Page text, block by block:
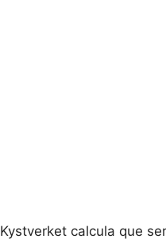
Kystverket calcula que